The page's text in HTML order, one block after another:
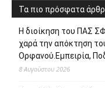
Τα πιο πρόσφατα
Η διοίκηση του ΠΑΣ
χαρά την απόκτηση
Ορφανού.Εμπειρία,
8 Αυγούστου 2026